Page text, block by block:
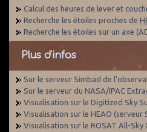
Calcul des heures de lever et
Recherche les étoiles proches de
Recherche les étoiles sur un axe
Plus d'infos
Sur le serveur Simbad de
Sur le serveur du NASA/IPAC
Visualisation sur le Digitized Sky
Visualisation sur le HEAO (serveur
Visualisation sur le ROSAT All-Sky